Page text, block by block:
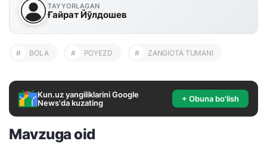
TAYYORLAGAN
Ғайрат Йўлдошев
# BOLA # POYEZD # ZANGIOTA TUMANI
Kun.uz yangiliklarini Google
News'da kuzating
+ Obuna bo'lish
Mavzuga oid